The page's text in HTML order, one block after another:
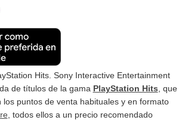
Hits. Sony Interactive Entertainment
de títulos de la gama PlayStation Hits , que
puntos de venta habituales y en formato
, todos ellos a un precio recomendado